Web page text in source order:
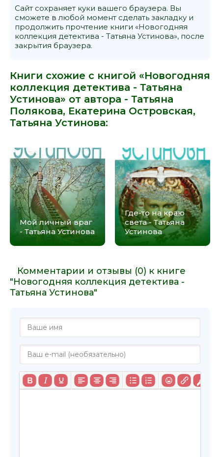
Сайт сохраняет куки вашего браузера. Вы
сможете в любой момент сделать закладку и
продолжить прочтение книги «Новогодняя
коллекция детектива - Татьяна Устинова», после
закрытия браузера.
Книги схожие с книгой «Новогодняя
коллекция детектива - Татьяна
Устинова» от автора - Татьяна
Полякова, Екатерина Островская,
Татьяна Устинова:
Мой личный враг
- Татьяна Устинова
Где-то на краю
света - Татьяна
Устинова
Комментарии и отзывы (0) к книге
"Новогодняя коллекция детектива -
Татьяна Устинова"